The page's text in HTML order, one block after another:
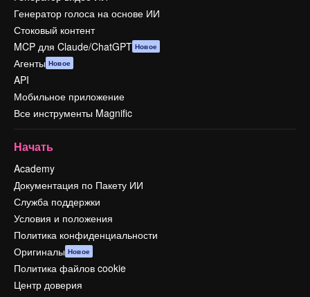
Генератор голоса на основе ИИ
Стоковый контент
MCP для Claude/ChatGPT Новое
Агенты Новое
API
Мобильное приложение
Все инструменты Magnific
Начать
Academy
Документация по Пакету ИИ
Служба поддержки
Условия и положения
Политика конфиденциальности
Оригиналы Новое
Политика файлов cookie
Центр доверия